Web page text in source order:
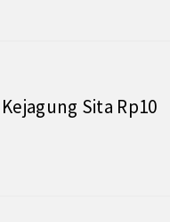
Sita Rp10